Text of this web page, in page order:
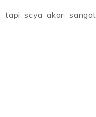
tapi saya akan sangat